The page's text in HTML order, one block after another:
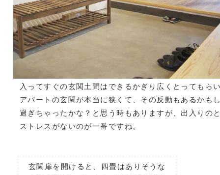
入ってすぐの玄関土間はできるかぎり広くとってもら
アパートの玄関が本当に狭くて、その反動もあるかも
過ぎちゃったかな？と思う時もありますが、出入りの
ストレスがないのが一番ですね。
玄関扉を開けると、四畳はありそうな